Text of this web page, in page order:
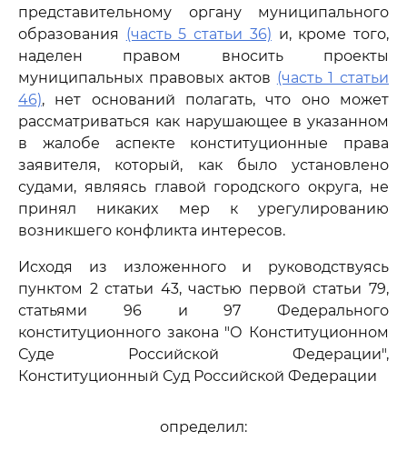
представительному органу муниципального
образования (часть 5 статьи 36) и, кроме того,
наделен правом вносить проекты
муниципальных правовых актов (часть 1 статьи
46), нет оснований полагать, что оно может
рассматриваться как нарушающее в указанном
в жалобе аспекте конституционные права
заявителя, который, как было установлено
судами, являясь главой городского округа, не
принял никаких мер к урегулированию
возникшего конфликта интересов.
Исходя из изложенного и руководствуясь
пунктом 2 статьи 43, частью первой статьи 79,
статьями 96 и 97 Федерального
конституционного закона "О Конституционном
Суде Российской Федерации",
Конституционный Суд Российской Федерации
определил: